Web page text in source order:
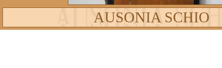
AUSONIA SCHIO